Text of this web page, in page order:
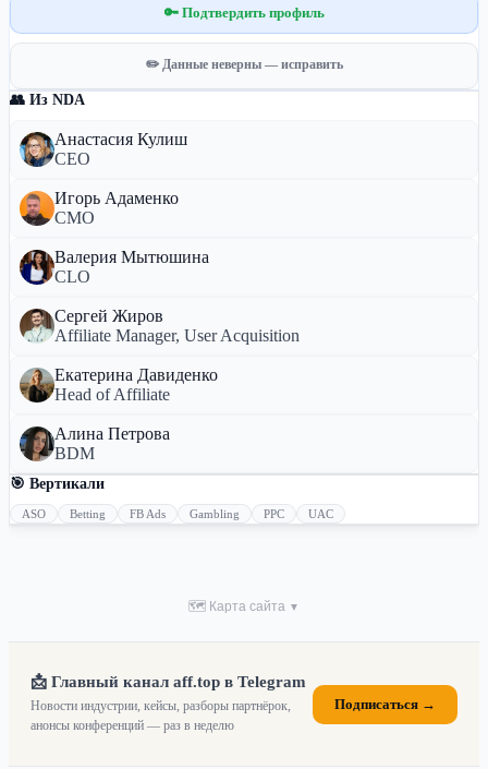
🔑 Подтвердить профиль
✏️ Данные неверны — исправить
👥 Из NDA
Анастасия Кулиш
CEO
Игорь Адаменко
CMO
Валерия Мытюшина
CLO
Сергей Жиров
Affiliate Manager, User Acquisition
Екатерина Давиденко
Head of Affiliate
Алина Петрова
BDM
🎯 Вертикали
ASO Betting FB Ads Gambling PPC UAC
🗺 Карта сайта ▼
📩 Главный канал aff.top в Telegram
Новости индустрии, кейсы, разборы партнёрок,
анонсы конференций — раз в неделю
Подписаться →